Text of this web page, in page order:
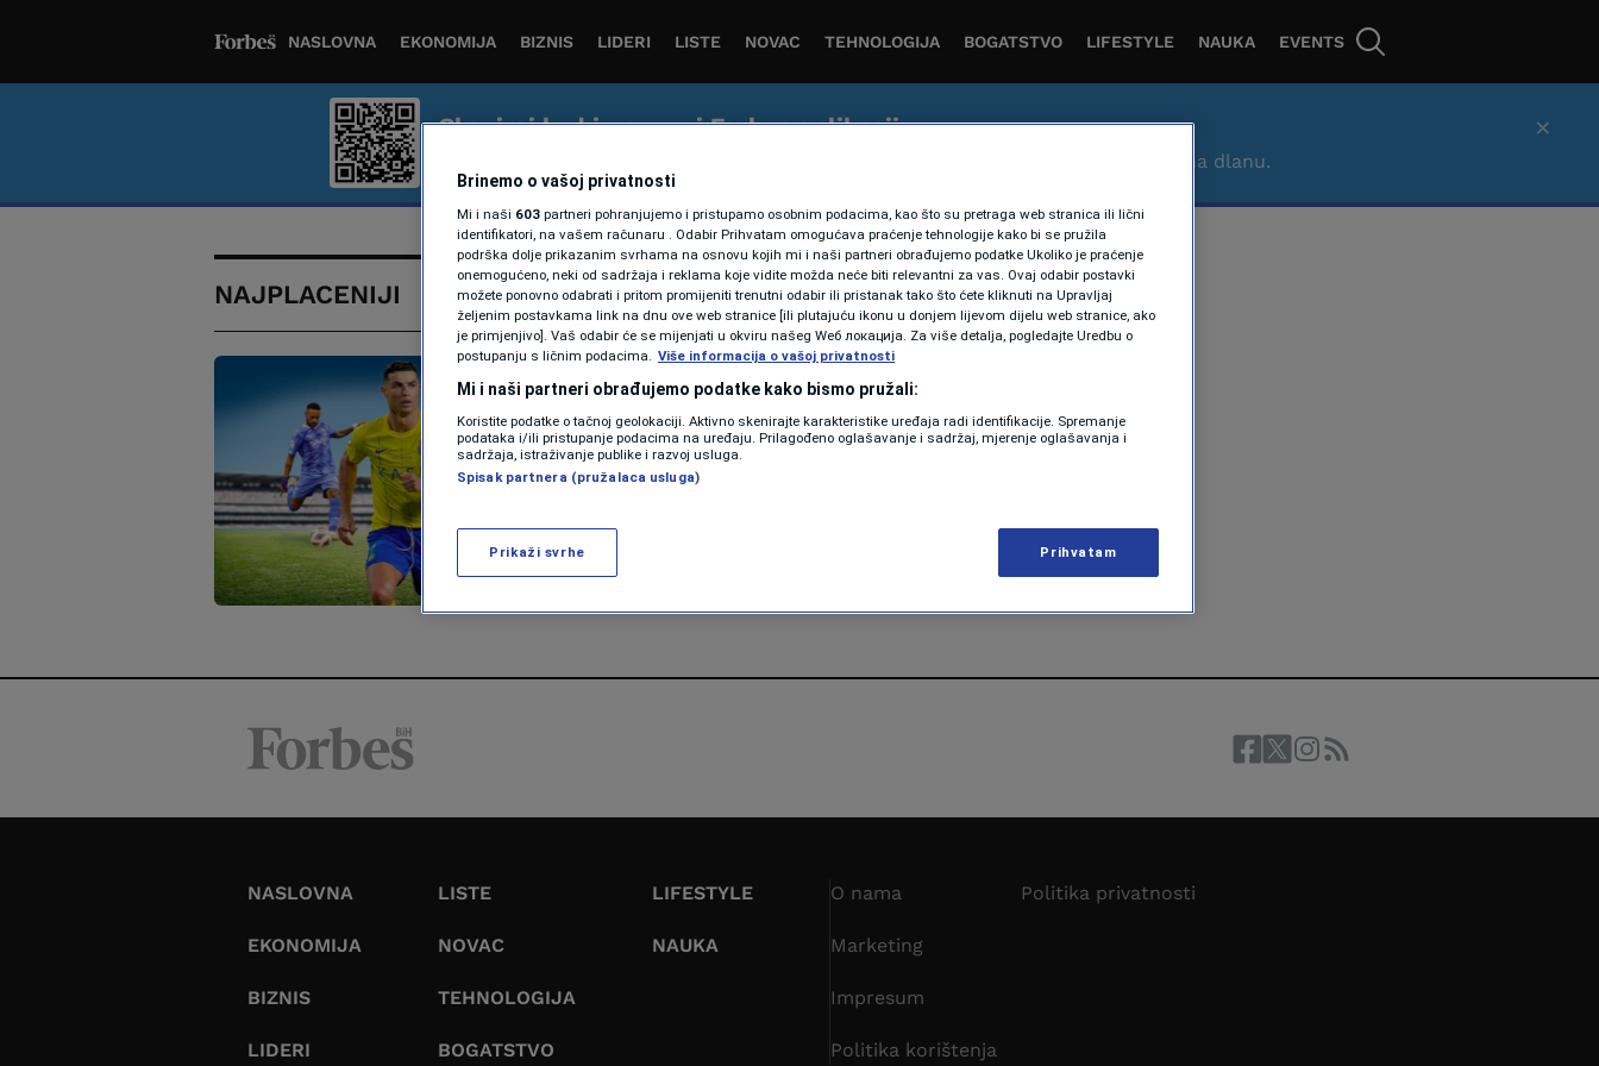
NASLOVNA EKONOMIJA BIZNIS LIDERI LISTE NOVAC TEHNOLOGIJA BOGATSTVO LIFESTYLE NAUKA EVENTS
Skeniraj kod i preuzmi Forbes aplikaciju
Bolje iskustvo čitanja vijesti iz svijeta biznisa, ekonomije i inovacija – brzo, lako i na dlanu.
×
NAJPLACENIJI
Ko su ove godine bili
najplaćeniji fudbaleri na
svijetu?
NASLOVNA
EKONOMIJA
BIZNIS
LIDERI
LISTE
NOVAC
TEHNOLOGIJA
BOGATSTVO
LIFESTYLE
NAUKA
O nama
Marketing
Impresum
Politika korištenja
Politika privatnosti
Brinemo o vašoj privatnosti
Mi i naši 603 partneri pohranjujemo i pristupamo osobnim podacima, kao što su pretraga web stranica ili lični
identifikatori, na vašem računaru . Odabir Prihvatam omogućava praćenje tehnologije kako bi se pružila
podrška dolje prikazanim svrhama na osnovu kojih mi i naši partneri obrađujemo podatke Ukoliko je praćenje
onemogućeno, neki od sadržaja i reklama koje vidite možda neće biti relevantni za vas. Ovaj odabir postavki
možete ponovno odabrati i pritom promijeniti trenutni odabir ili pristanak tako što ćete kliknuti na Upravljaj
željenim postavkama link na dnu ove web stranice [ili plutajuću ikonu u donjem lijevom dijelu web stranice, ako
je primjenjivo]. Vaš odabir će se mijenjati u okviru našeg Wеб локација. Za više detalja, pogledajte Uredbu o
postupanju s ličnim podacima.
Više informacija o vašoj privatnosti
Mi i naši partneri obrađujemo podatke kako bismo pružali:
Koristite podatke o tačnoj geolokaciji. Aktivno skenirajte karakteristike uređaja radi identifikacije. Spremanje
podataka i/ili pristupanje podacima na uređaju. Prilagođeno oglašavanje i sadržaj, mjerenje oglašavanja i
sadržaja, istraživanje publike i razvoj usluga.
Spisak partnera (pružalaca usluga)
Prikaži svrhe Prihvatam